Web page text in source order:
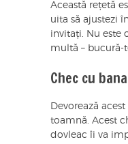
Această rețetă
uita să ajustezi
invitați. Nu este
multă – bucură-
Chec cu
Devorează acest
toamnă. Acest
dovleac îi va